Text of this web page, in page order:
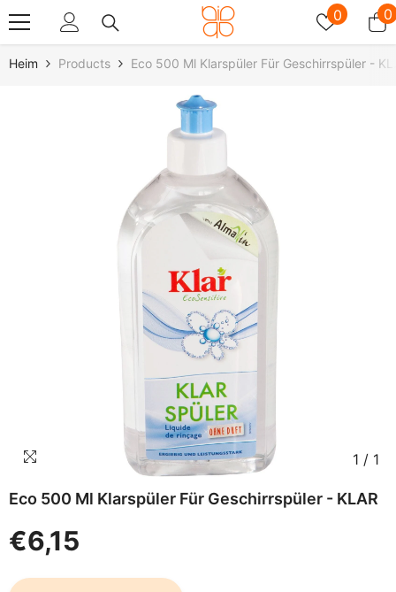
0 00
Heim Products Eco 500 Ml Klarspüler Für Geschirrspüler -
1 / 1
Eco 500 Ml Klarspüler Für Geschirrspüler - KLAR
€6,15